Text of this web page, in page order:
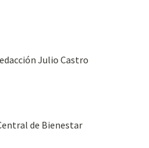
Julio Castro
de Bienestar